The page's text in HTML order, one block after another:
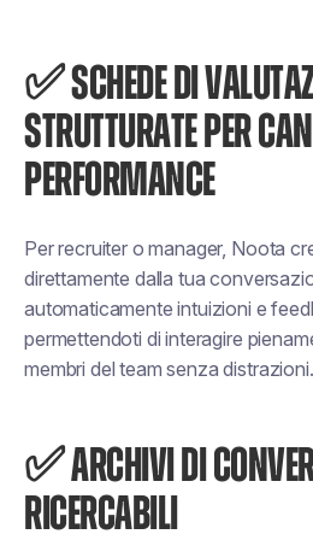
✅ SCHEDE DI
STRUTTURATE PER
PERFORMANCE
Per recruiter o manager, Noota
direttamente dalla tua
automaticamente intuizioni e
permettendoti di interagire
membri del team senza distrazioni.
✅ ARCHIVI DI
RICERCABILI